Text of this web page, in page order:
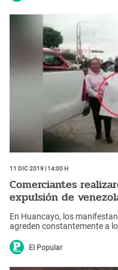
11 Dic 2019 | 14:00 h
Comerciantes
expulsión de
En Huancayo, los
agreden constantemente a
El Popular